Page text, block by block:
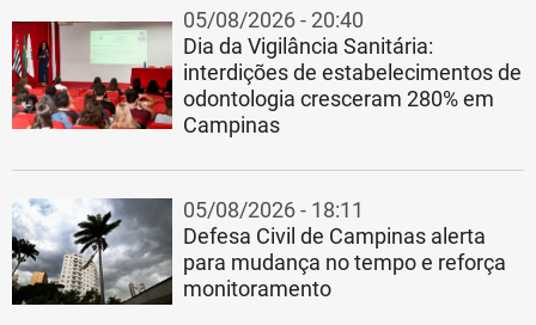
05/08/2026 - 20:40
Dia da Vigilância Sanitária:
interdições de estabelecimentos de
odontologia cresceram 280% em
Campinas
05/08/2026 - 18:11
Defesa Civil de Campinas alerta
para mudança no tempo e reforça
monitoramento